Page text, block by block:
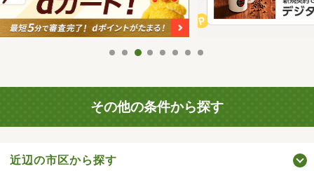
その他の条件から探す
近辺の市区から探す